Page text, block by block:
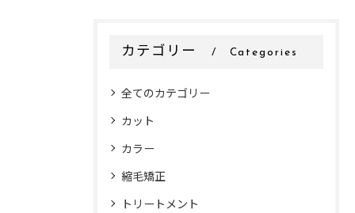
カテゴリー Categories
全てのカテゴリー
カット
カラー
縮毛矯正
トリートメント